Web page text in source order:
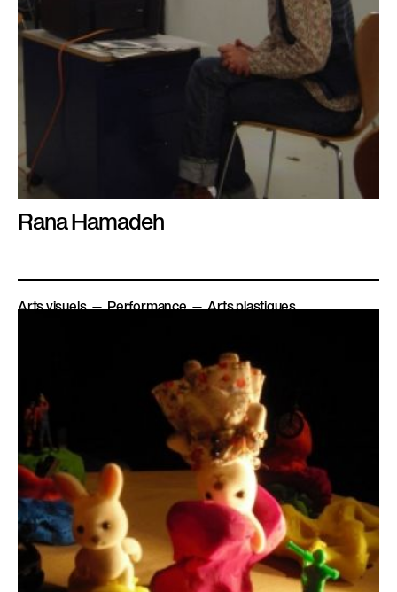
Rana Hamadeh
Arts visuels Performance Arts plastiques